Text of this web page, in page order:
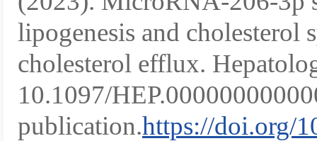
lipogenesis and cholesterol
cholesterol efflux.
10.1097/
publication.https://doi.org/